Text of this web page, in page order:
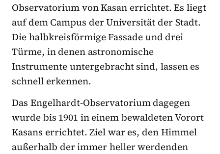
Observatorium von Kasan errichtet. Es liegt
auf dem Campus der Universität der Stadt.
Die halbkreisförmige Fassade und drei
Türme, in denen astronomische
Instrumente untergebracht sind, lassen es
schnell erkennen.
Das Engelhardt-Observatorium dagegen
wurde bis 1901 in einem bewaldeten Vorort
Kasans errichtet. Ziel war es, den Himmel
außerhalb der immer heller werdenden